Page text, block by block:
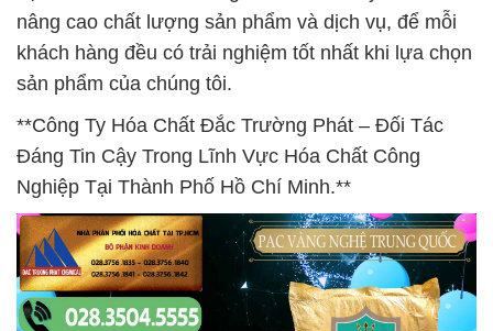
nâng cao chất lượng sản phẩm và dịch vụ, để mỗi
khách hàng đều có trải nghiệm tốt nhất khi lựa chọn
sản phẩm của chúng tôi.
**Công Ty Hóa Chất Đắc Trường Phát – Đối Tác
Đáng Tin Cậy Trong Lĩnh Vực Hóa Chất Công
Nghiệp Tại Thành Phố Hồ Chí Minh.**